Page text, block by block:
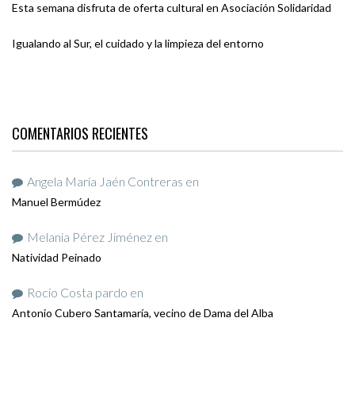
Esta semana disfruta de oferta cultural en Asociación Solidaridad
Igualando al Sur, el cuidado y la limpieza del entorno
COMENTARIOS RECIENTES
Angela María Jaén Contreras en
Manuel Bermúdez
Melania Pérez Jiménez en
Natividad Peinado
Rocio Costa pardo en
Antonio Cubero Santamaría, vecino de Dama del Alba